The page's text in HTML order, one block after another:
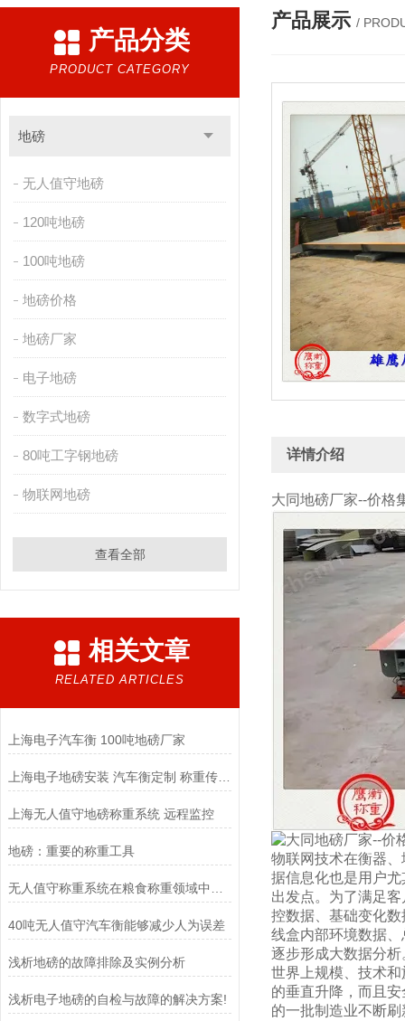
产品分类
PRODUCT CATEGORY
地磅
无人值守地磅
120吨地磅
100吨地磅
地磅价格
地磅厂家
电子地磅
数字式地磅
80吨工字钢地磅
物联网地磅
查看全部
相关文章
RELATED ARTICLES
上海电子汽车衡 100吨地磅厂家
上海电子地磅安装 汽车衡定制 称重传感器
上海无人值守地磅称重系统 远程监控
地磅：重要的称重工具
40吨无人值守汽车衡能够减少人为误差
浅析地磅的故障排除及实例分析
浅析电子地磅的自检与故障的解决方案!
产品展示 /
详情介绍
大同地磅厂家--价格
物联网技术在衡器
据信息化也是用户
出发点。为了满足
控数据、基础变化
线盒内部环境数据
逐步形成大数据分析
世界上规模、技术
的垂直升降，而且
的一批制造业不断